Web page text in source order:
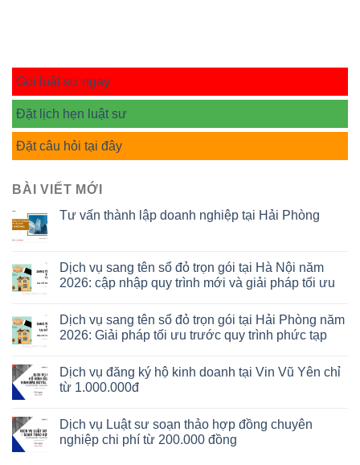
Gọi luật sư ngay
Đặt lịch hẹn luật sư
Đặt câu hỏi tại đây
BÀI VIẾT MỚI
Tư vấn thành lập doanh nghiệp tại Hải Phòng
Dịch vụ sang tên sổ đỏ trọn gói tại Hà Nội năm
2026: cập nhập quy trình mới và giải pháp tối ưu
Dịch vụ sang tên sổ đỏ trọn gói tại Hải Phòng năm
2026: Giải pháp tối ưu trước quy trình phức tạp
Dịch vụ đăng ký hộ kinh doanh tại Vin Vũ Yên chỉ
từ 1.000.000đ
Dịch vụ Luật sư soạn thảo hợp đồng chuyên
nghiệp chi phí từ 200.000 đồng